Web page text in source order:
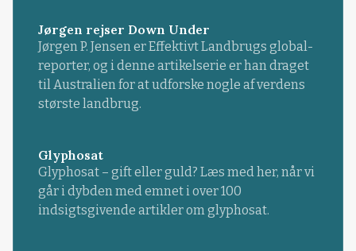
Jørgen rejser Down Under
Jørgen P. Jensen er Effektivt Landbrugs global-
reporter, og i denne artikelserie er han draget
til Australien for at udforske nogle af verdens
største landbrug.
Glyphosat
Glyphosat – gift eller guld? Læs med her, når vi
går i dybden med emnet i over 100
indsigtsgivende artikler om glyphosat.